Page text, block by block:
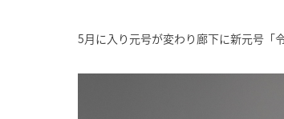
5月に入り元号が変わり廊下に新元号「